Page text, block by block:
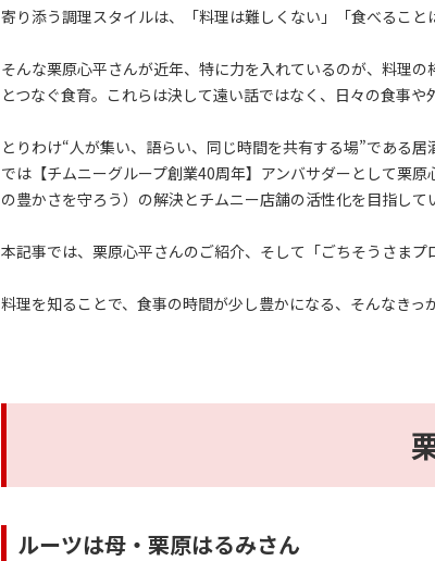
寄り添う調理スタイルは、「料理は難しくない」「食べるこ
そんな栗原心平さんが近年、特に力を入れているのが、料理
とつなぐ食育。これらは決して遠い話ではなく、日々の食事や
とりわけ“人が集い、語らい、同じ時間を共有する場”である
では【チムニーグループ創業40周年】アンバサダーとして栗
の豊かさを守ろう）の解決とチムニー店舗の活性化を目指して
本記事では、栗原心平さんのご紹介、そして「ごちそうさま
料理を知ることで、食事の時間が少し豊かになる、そんなきっ
ルーツは母・栗原はるみさん